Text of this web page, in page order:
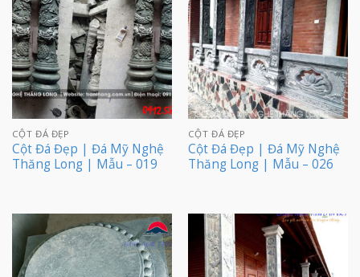
CỘT ĐÁ ĐẸP
Cột Đá Đẹp | Đá Mỹ Nghệ
Thăng Long | Mẫu – 019
CỘT ĐÁ ĐẸP
Cột Đá Đẹp | Đá Mỹ Nghệ
Thăng Long | Mẫu – 026